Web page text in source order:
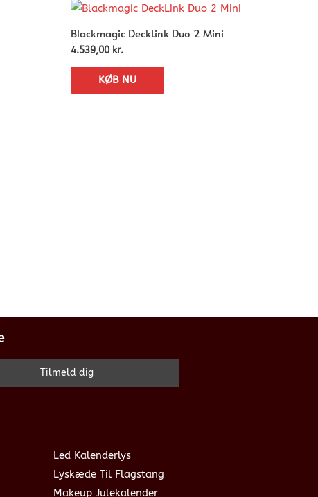
Blackmagic DeckLink Duo 2 Mini
4.539,00 kr.
KØB NU
Led Kalenderlys
Lyskæde Til Flagstang
Makeup Julekalender